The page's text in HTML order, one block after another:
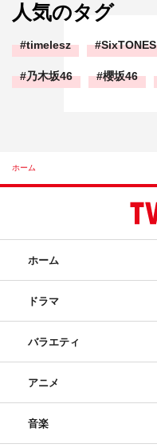
人気のタグ
timelesz SixTONES
乃木坂46 櫻坂46
ホーム
ホーム
ドラマ
バラエティ
アニメ
音楽